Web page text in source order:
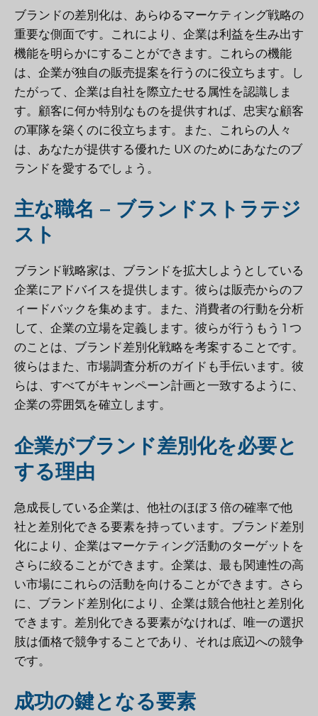
ブランドの差別化は、あらゆるマーケティング戦略の
重要な側面です。これにより、企業は利益を生み出す
機能を明らかにすることができます。これらの機能
は、企業が独自の販売提案を行うのに役立ちます。し
たがって、企業は自社を際立たせる属性を認識しま
す。顧客に何か特別なものを提供すれば、忠実な顧客
の軍隊を築くのに役立ちます。また、これらの人々
は、あなたが提供する優れた UX のためにあなたのブ
ランドを愛するでしょう。
主な職名 – ブランドストラテジ
スト
ブランド戦略家は、ブランドを拡大しようとしている
企業にアドバイスを提供します。彼らは販売からのフ
ィードバックを集めます。また、消費者の行動を分析
して、企業の立場を定義します。彼らが行うもう 1 つ
のことは、ブランド差別化戦略を考案することです。
彼らはまた、市場調査分析のガイドも手伝います。彼
らは、すべてがキャンペーン計画と一致するように、
企業の雰囲気を確立します。
企業がブランド差別化を必要と
する理由
急成長している企業は、他社のほぼ 3 倍の確率で他
社と差別化できる要素を持っています。ブランド差別
化により、企業はマーケティング活動のターゲットを
さらに絞ることができます。企業は、最も関連性の高
い市場にこれらの活動を向けることができます。さら
に、ブランド差別化により、企業は競合他社と差別化
できます。差別化できる要素がなければ、唯一の選択
肢は価格で競争することであり、それは底辺への競争
です。
成功の鍵となる要素